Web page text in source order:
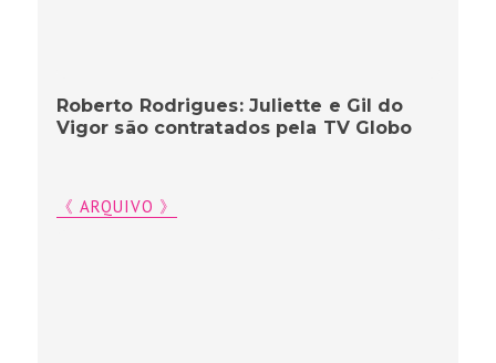
Roberto Rodrigues: Juliette e Gil do
Vigor são contratados pela TV Globo
《 ARQUIVO 》